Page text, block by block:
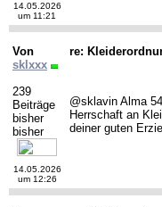
14.05.2026
um 11:21
Von
sklxxx
239
Beiträge
bisher
bisher
re:
@sklavin Alma
Herrschaft an
deiner guten
14.05.2026
um 12:26